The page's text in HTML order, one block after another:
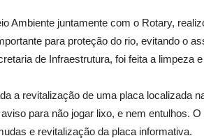
Ambiente juntamente com o Rotary,
para proteção do rio, evitando o
de Infraestrutura, foi feita a limpeza
a revitalização de uma placa localizada
para não jogar lixo, e nem entulhos.
e revitalização da placa informativa.